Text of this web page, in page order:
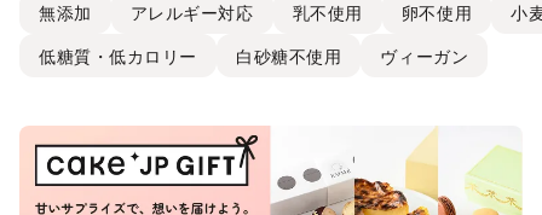
無添加 アレルギー対応 乳不使用 卵不使用 小
低糖質・低カロリー 白砂糖不使用 ヴィーガン